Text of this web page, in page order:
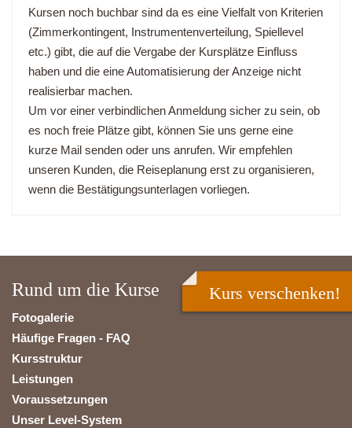
Kursen noch buchbar sind da es eine Vielfalt von Kriterien
(Zimmerkontingent, Instrumentenverteilung, Spiellevel
etc.) gibt, die auf die Vergabe der Kursplätze Einfluss
haben und die eine Automatisierung der Anzeige nicht
realisierbar machen.
Um vor einer verbindlichen Anmeldung sicher zu sein, ob
es noch freie Plätze gibt, können Sie uns gerne eine
kurze Mail senden oder uns anrufen. Wir empfehlen
unseren Kunden, die Reiseplanung erst zu organisieren,
wenn die Bestätigungsunterlagen vorliegen.
Rund um die Kurse
Fotogalerie
Häufige Fragen - FAQ
Kursstruktur
Leistungen
Voraussetzungen
Unser Level-System
Kurs verschenken!